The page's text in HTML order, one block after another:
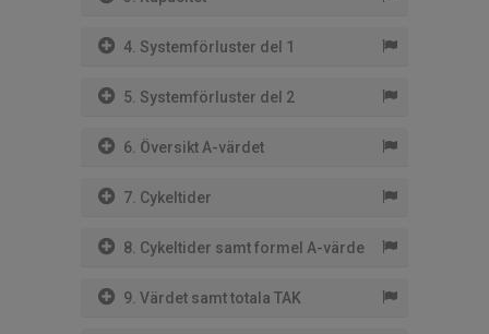
4. Systemförluster del 1
5. Systemförluster del 2
6. Översikt A-värdet
7. Cykeltider
8. Cykeltider samt formel A-värde
9. Värdet samt totala TAK